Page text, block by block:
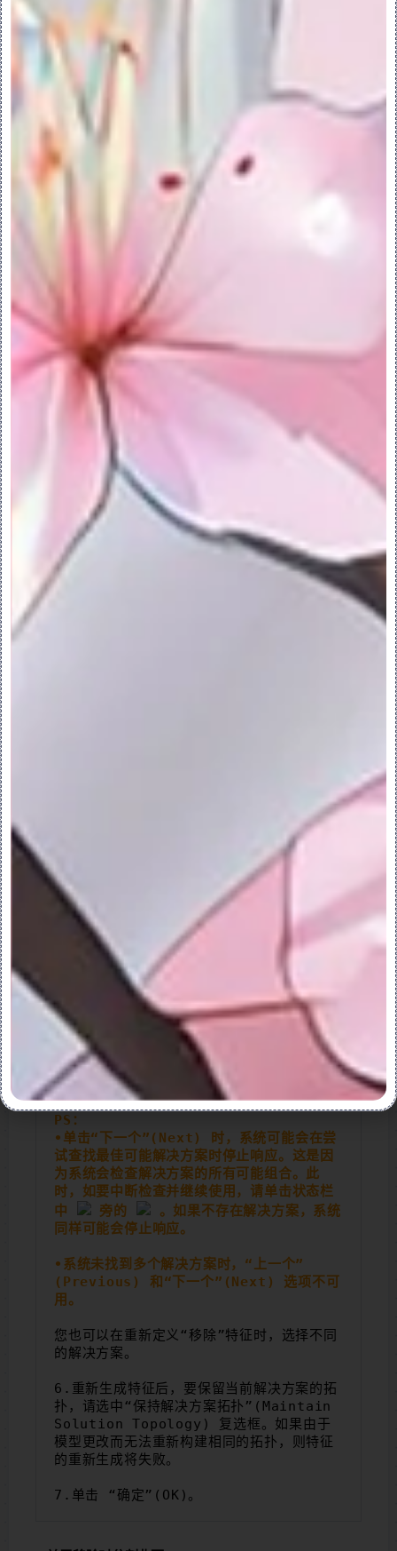
反转曲面或曲面区域的法矢量
选择列表中的各个选项以在图形窗口中突出显
示受影响的几何。针对每个项目列出了建议的
操作。
11.单击 “确定”(OK)。
4.使用“移除”工具移除边
使用“移除”工具移除边：
执行此步骤可移除面组边界处边的单侧封闭环
链。要移除实体或面组曲面、曲面集、曲面区
域或目的曲面，请参阅相关链接中的“要使
用‘移除’工具移除曲面”主题。
1.执行下列操作之一：
单击“模型”(Model) > “移除”
(Remove)。
单击“柔性建模”(Flexible Modeling) >
“移除”(Remove)。
“移除曲面”(Remove Surface) 选项卡随
“移除曲面”(Remove Surface) 选项卡。
4.要设置将移除边后生成的几何连接到模型的
方式，请在“选项”(Options) 选项卡中选择
一个选项︰
选择“相同面组”(Same Quilt) 以将连接几
何创建为现有面组的一部分。
选择“新面组”(New Quilt) 以将新面组连
接到现有面组。
5.要浏览用于边链移除的几何配置的其他可能
解决方案，请在“选项”(Options) 选项卡上
单击“下一个”(Next) 或“上一个”
(Previous)。
PS：
•单击“下一个”(Next) 时，系统可能会在尝
试查找最佳可能解决方案时停止响应。这是因
为系统会检查解决方案的所有可能组合。此
时，如要中断检查并继续使用，请单击状态栏
中
旁的
。如果不存在解决方案，系统
同样可能会停止响应。
•系统未找到多个解决方案时，“上一个”
(Previous) 和“下一个”(Next) 选项不可
用。
您也可以在重新定义“移除”特征时，选择不同
的解决方案。
6.重新生成特征后，要保留当前解决方案的拓
扑，请选中“保持解决方案拓扑”(Maintain
Solution Topology) 复选框。如果由于
模型更改而无法重新构建相同的拓扑，则特征
的重新生成将失败。
7.单击 “确定”(OK)。